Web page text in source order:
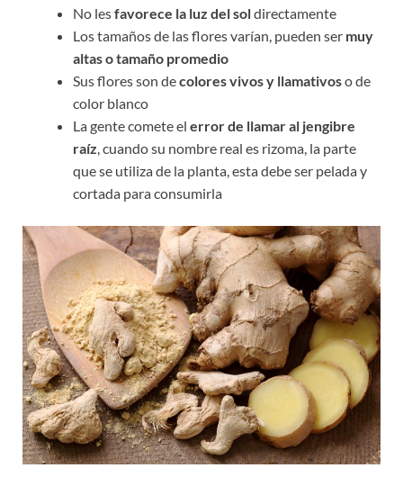
No lesfavorece la luz del soldirectamente
Los tamaños de las flores varían, pueden ser muy
altas o tamaño promedio
Sus flores son decolores vivos y llamativoso de
color blanco
La gente comete el error de llamar al jengibre
raíz, cuando su nombre real es rizoma, la parte
que se utiliza de la planta, esta debe ser pelada y
cortada para consumirla